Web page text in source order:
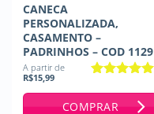
CANECA
PERSONALIZADA,
CASAMENTO –
PADRINHOS – COD 1129
A partir de
R$15,99
COMPRAR